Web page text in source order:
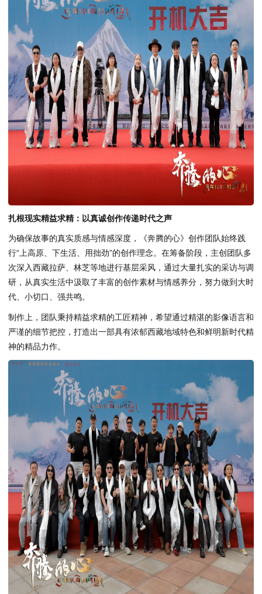
扎根现实精益求精：以真诚创作传递时代之声
为确保故事的真实质感与情感深度，《奔腾的心》创作团队始终践
行“上高原、下生活、用拙劲”的创作理念。在筹备阶段，主创团队多
次深入西藏拉萨、林芝等地进行基层采风，通过大量扎实的采访与调
研，从真实生活中汲取了丰富的创作素材与情感养分，努力做到大时
代、小切口、强共鸣。
制作上，团队秉持精益求精的工匠精神，希望通过精湛的影像语言和
严谨的细节把控，打造出一部具有浓郁西藏地域特色和鲜明新时代精
神的精品力作。